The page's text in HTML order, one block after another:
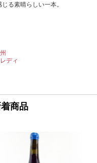
る素晴らしい一本。
ディ
商品